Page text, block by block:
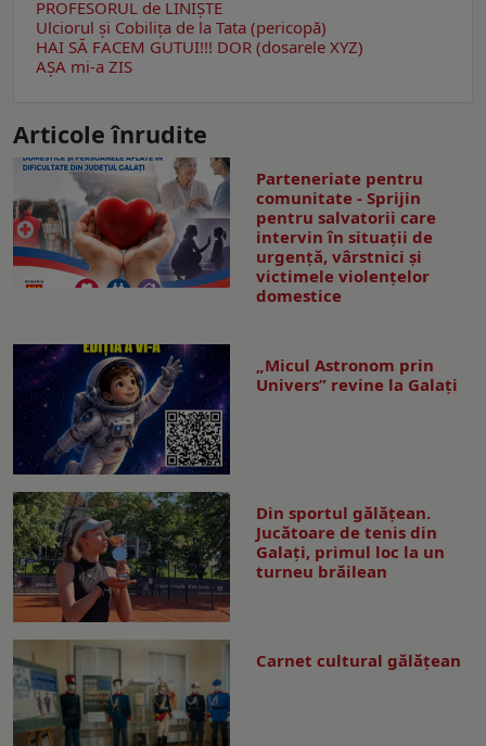
PROFESORUL de LINIȘTE
Ulciorul şi Cobiliţa de la Tata (pericopă)
HAI SĂ FACEM GUTUI!!! DOR (dosarele XYZ)
AŞA mi-a ZIS
Articole înrudite
Parteneriate pentru
comunitate - Sprijin
pentru salvatorii care
intervin în situații de
urgență, vârstnici și
victimele violențelor
domestice
„Micul Astronom prin
Univers” revine la Galați
Din sportul gălățean.
Jucătoare de tenis din
Galați, primul loc la un
turneu brăilean
Carnet cultural gălăţean